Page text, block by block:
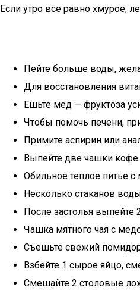
Если утро все равно хмурое,
Пейте больше воды,
Для восстановления
Ешьте мед — фруктоза
Чтобы помочь печени,
Примите аспирин или
Выпейте две чашки кофе
Обильное теплое питье
Несколько стаканов
После застолья выпейте
Чашка мятного чая с
Съешьте свежий
Взбейте 1 сырое яйцо,
Смешайте 2 столовые